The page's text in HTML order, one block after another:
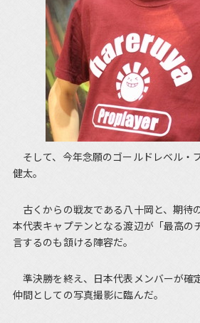
そして、今年念願のゴールドレベル・
健太。
古くからの戦友である八十岡と、期待
本代表キャプテンとなる渡辺が「最高の
言するのも頷ける陣容だ。
準決勝を終え、日本代表メンバーが確
仲間としての写真撮影に臨んだ。